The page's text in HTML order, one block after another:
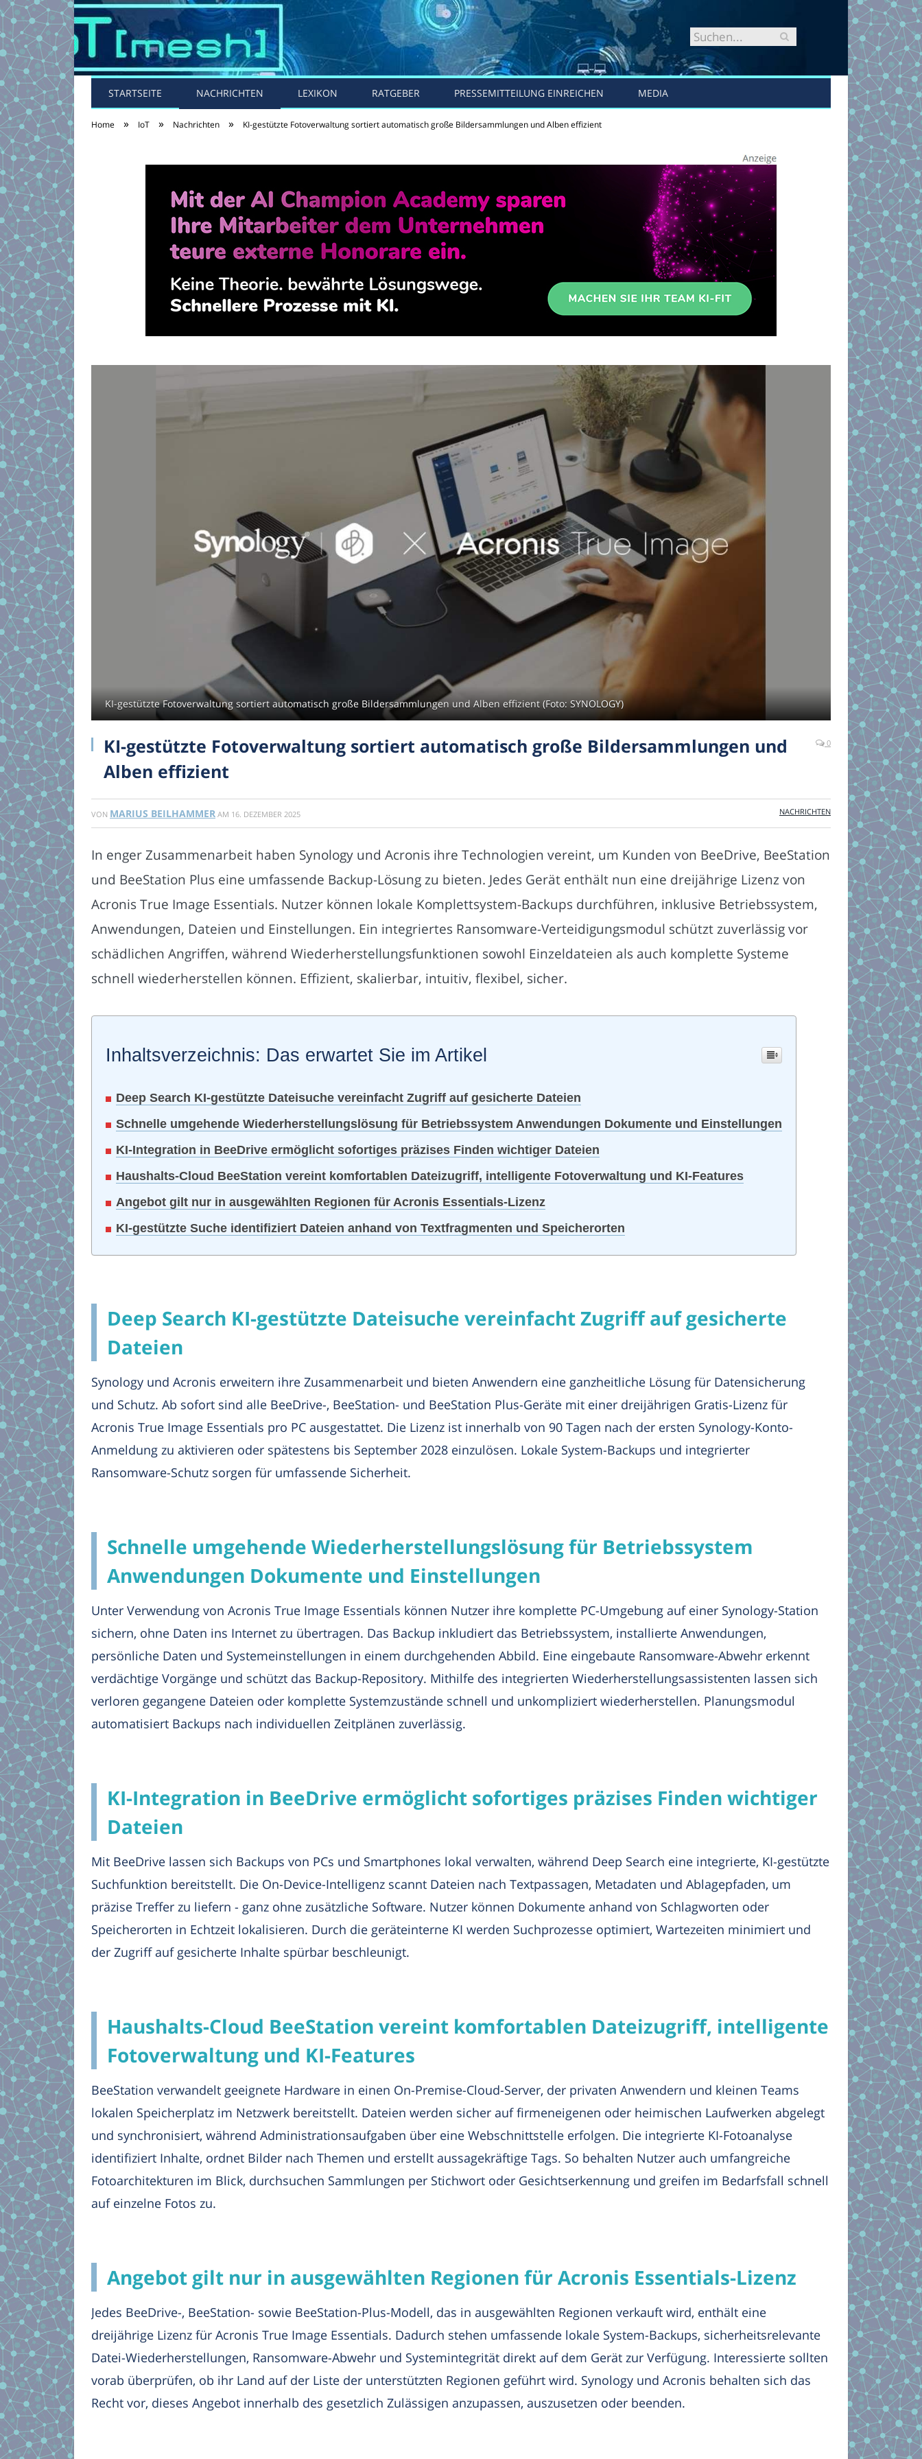
STARTSEITE NACHRICHTEN LEXIKON RATGEBER PRESSEMITTEILUNG EINREICHEN MEDIA
Home » IoT » Nachrichten » KI-gestützte Fotoverwaltung sortiert automatisch große Bildersammlungen und Alben effizient
KI-gestützte Fotoverwaltung sortiert automatisch große Bildersammlungen und Alben effizient (Foto: SYNOLOGY)
KI-gestützte Fotoverwaltung sortiert automatisch große Bildersammlungen und
Alben effizient
0
VON MARIUS BEILHAMMER AM 16. DEZEMBER 2025 NACHRICHTEN
In enger Zusammenarbeit haben Synology und Acronis ihre Technologien vereint, um Kunden von BeeDrive, BeeStation
und BeeStation Plus eine umfassende Backup-Lösung zu bieten. Jedes Gerät enthält nun eine dreijährige Lizenz von
Acronis True Image Essentials. Nutzer können lokale Komplettsystem-Backups durchführen, inklusive Betriebssystem,
Anwendungen, Dateien und Einstellungen. Ein integriertes Ransomware-Verteidigungsmodul schützt zuverlässig vor
schädlichen Angriffen, während Wiederherstellungsfunktionen sowohl Einzeldateien als auch komplette Systeme
schnell wiederherstellen können. Effizient, skalierbar, intuitiv, flexibel, sicher.
Inhaltsverzeichnis: Das erwartet Sie im Artikel
Deep Search KI-gestützte Dateisuche vereinfacht Zugriff auf gesicherte Dateien
Schnelle umgehende Wiederherstellungslösung für Betriebssystem Anwendungen Dokumente und Einstellungen
KI-Integration in BeeDrive ermöglicht sofortiges präzises Finden wichtiger Dateien
Haushalts-Cloud BeeStation vereint komfortablen Dateizugriff, intelligente Fotoverwaltung und KI-Features
Angebot gilt nur in ausgewählten Regionen für Acronis Essentials-Lizenz
KI-gestützte Suche identifiziert Dateien anhand von Textfragmenten und Speicherorten
Deep Search KI-gestützte Dateisuche vereinfacht Zugriff auf gesicherte
Dateien
Synology und Acronis erweitern ihre Zusammenarbeit und bieten Anwendern eine ganzheitliche Lösung für Datensicherung
und Schutz. Ab sofort sind alle BeeDrive-, BeeStation- und BeeStation Plus-Geräte mit einer dreijährigen Gratis-Lizenz für
Acronis True Image Essentials pro PC ausgestattet. Die Lizenz ist innerhalb von 90 Tagen nach der ersten Synology-Konto-
Anmeldung zu aktivieren oder spätestens bis September 2028 einzulösen. Lokale System-Backups und integrierter
Ransomware-Schutz sorgen für umfassende Sicherheit.
Schnelle umgehende Wiederherstellungslösung für Betriebssystem
Anwendungen Dokumente und Einstellungen
Unter Verwendung von Acronis True Image Essentials können Nutzer ihre komplette PC-Umgebung auf einer Synology-Station
sichern, ohne Daten ins Internet zu übertragen. Das Backup inkludiert das Betriebssystem, installierte Anwendungen,
persönliche Daten und Systemeinstellungen in einem durchgehenden Abbild. Eine eingebaute Ransomware-Abwehr erkennt
verdächtige Vorgänge und schützt das Backup-Repository. Mithilfe des integrierten Wiederherstellungsassistenten lassen sich
verloren gegangene Dateien oder komplette Systemzustände schnell und unkompliziert wiederherstellen. Planungsmodul
automatisiert Backups nach individuellen Zeitplänen zuverlässig.
KI-Integration in BeeDrive ermöglicht sofortiges präzises Finden wichtiger
Dateien
Mit BeeDrive lassen sich Backups von PCs und Smartphones lokal verwalten, während Deep Search eine integrierte, KI-gestützte
Suchfunktion bereitstellt. Die On-Device-Intelligenz scannt Dateien nach Textpassagen, Metadaten und Ablagepfaden, um
präzise Treffer zu liefern - ganz ohne zusätzliche Software. Nutzer können Dokumente anhand von Schlagworten oder
Speicherorten in Echtzeit lokalisieren. Durch die geräteinterne KI werden Suchprozesse optimiert, Wartezeiten minimiert und
der Zugriff auf gesicherte Inhalte spürbar beschleunigt.
Haushalts-Cloud BeeStation vereint komfortablen Dateizugriff, intelligente
Fotoverwaltung und KI-Features
BeeStation verwandelt geeignete Hardware in einen On-Premise-Cloud-Server, der privaten Anwendern und kleinen Teams
lokalen Speicherplatz im Netzwerk bereitstellt. Dateien werden sicher auf firmeneigenen oder heimischen Laufwerken abgelegt
und synchronisiert, während Administrationsaufgaben über eine Webschnittstelle erfolgen. Die integrierte KI-Fotoanalyse
identifiziert Inhalte, ordnet Bilder nach Themen und erstellt aussagekräftige Tags. So behalten Nutzer auch umfangreiche
Fotoarchitekturen im Blick, durchsuchen Sammlungen per Stichwort oder Gesichtserkennung und greifen im Bedarfsfall schnell
auf einzelne Fotos zu.
Angebot gilt nur in ausgewählten Regionen für Acronis Essentials-Lizenz
Jedes BeeDrive-, BeeStation- sowie BeeStation-Plus-Modell, das in ausgewählten Regionen verkauft wird, enthält eine
dreijährige Lizenz für Acronis True Image Essentials. Dadurch stehen umfassende lokale System-Backups, sicherheitsrelevante
Datei-Wiederherstellungen, Ransomware-Abwehr und Systemintegrität direkt auf dem Gerät zur Verfügung. Interessierte sollten
vorab überprüfen, ob ihr Land auf der Liste der unterstützten Regionen geführt wird. Synology und Acronis behalten sich das
Recht vor, dieses Angebot innerhalb des gesetzlich Zulässigen anzupassen, auszusetzen oder beenden.